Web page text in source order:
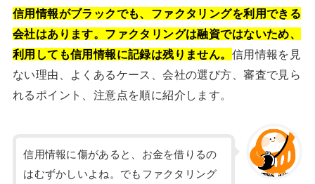
信用情報がブラックでも、ファクタリングを利用できる
会社はあります。ファクタリングは融資ではないため、
利用しても信用情報に記録は残りません。 信用情報を見
ない理由、よくあるケース、会社の選び方、審査で見ら
れるポイント、注意点を順に紹介します。
信用情報に傷があると、お金を借りるの
はむずかしいよね。でもファクタリング